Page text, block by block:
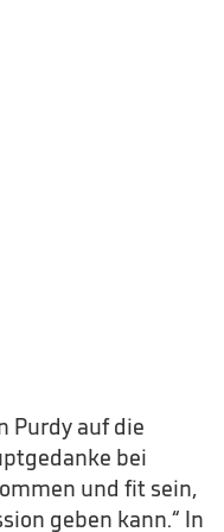
Purdy auf die
bei
und fit sein,
geben kann.“ In